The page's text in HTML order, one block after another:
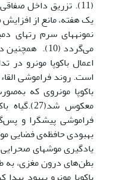
یک هفته، مانع از
نمونه­های سرم رت­های
می‌گردد (10).
اعمال باکوپا مونرو
است. روند فراموشی
باکوپا مونروی که
معکوس
فراموشی پیش­گرا و
یادگیری موش­های
بطن‌های درون مغزی، به